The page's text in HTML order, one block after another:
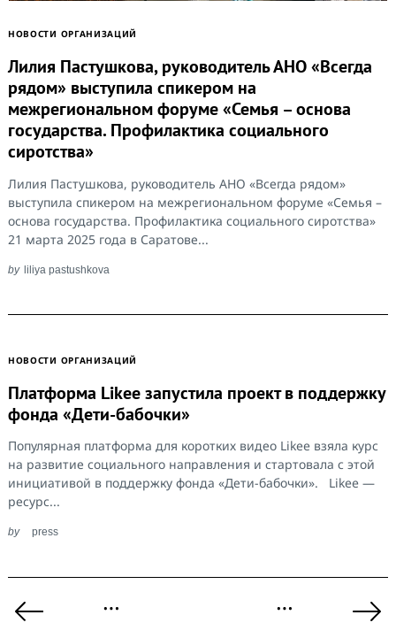
НОВОСТИ ОРГАНИЗАЦИЙ
Лилия Пастушкова, руководитель АНО «Всегда
рядом» выступила спикером на
межрегиональном форуме «Семья – основа
государства. Профилактика социального
сиротства»
Лилия Пастушкова, руководитель АНО «Всегда рядом»
выступила спикером на межрегиональном форуме «Семья –
основа государства. Профилактика социального сиротства»
21 марта 2025 года в Саратове...
by liliya pastushkova
НОВОСТИ ОРГАНИЗАЦИЙ
Платформа Likee запустила проект в поддержку
фонда «Дети-бабочки»
Популярная платформа для коротких видео Likee взяла курс
на развитие социального направления и стартовала с этой
инициативой в поддержку фонда «Дети-бабочки». Likee —
ресурс...
by press
записей
Previous
… …